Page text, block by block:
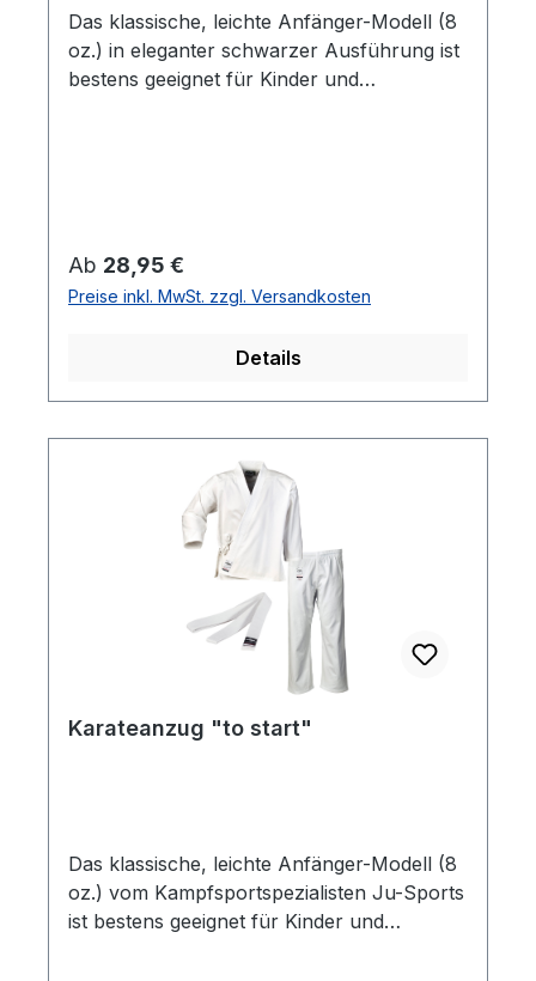
Das klassische, leichte Anfänger-Modell (8
oz.) in eleganter schwarzer Ausführung ist
bestens geeignet für Kinder und
angenehmen Tragekomfort. 100 %
Baumwolle traditioneller Schnitt Hose mit
praktischem Elastikbund und zusätzlicher
weißer Gürtel inklusive auch in weißer
Ausführung erhältlich
Regulärer Preis:
Ab 28,95 €
Preise inkl. MwSt. zzgl. Versandkosten
Details
Karateanzug "to start"
Das klassische, leichte Anfänger-Modell (8
oz.) vom Kampfsportspezialisten Ju-Sports
ist bestens geeignet für Kinder und